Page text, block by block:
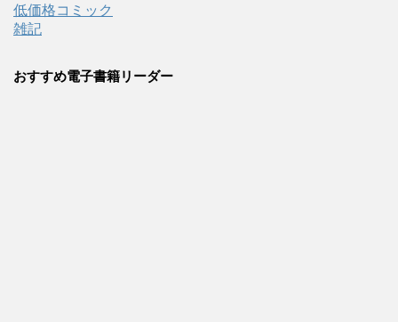
低価格コミック
雑記
おすすめ電子書籍リーダー